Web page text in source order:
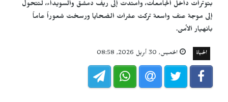
بتوترات داخل الجامعات، وامتدت إلى ريف دمشق والسويداء، لتتحول
إلى موجة عنف واسعة تركت عشرات الضحايا ورسخت شعوراً عاماً
بانهيار الأمن.
الحياة الخميس, 30 أبريل 2026, 08:58